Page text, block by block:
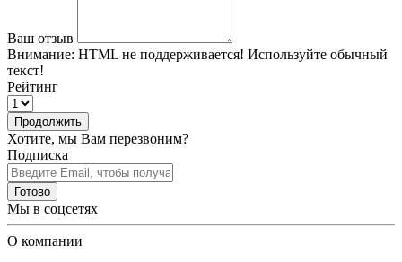
Ваш отзыв
Внимание: HTML не поддерживается! Используйте обычный
текст!
Рейтинг
Продолжить
Хотите, мы Вам перезвоним?
Подписка
Готово
Мы в соцсетях
О компании